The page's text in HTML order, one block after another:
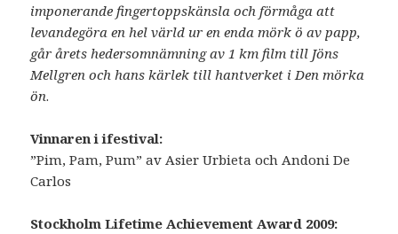
imponerande fingertoppskänsla och förmåga att
levandegöra en hel värld ur en enda mörk ö av papp,
går årets hedersomnämning av 1 km film till Jöns
Mellgren och hans kärlek till hantverket i Den mörka
ön.
Vinnaren i ifestival:
”Pim, Pam, Pum” av Asier Urbieta och Andoni De
Carlos
Stockholm Lifetime Achievement Award 2009: